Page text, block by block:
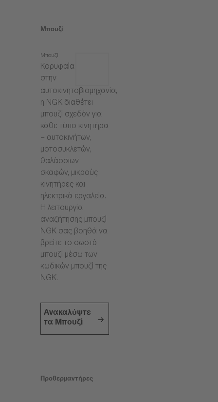
Μπουζί
Μπουζί
Κορυφαία
στην
αυτοκινητοβιομηχανία,
η NGK διαθέτει
μπουζί σχεδόν για
κάθε τύπο κινητήρα
– αυτοκινήτων,
μοτοσυκλετών,
θαλάσσιων
σκαφών, μικρούς
κινητήρες και
ηλεκτρικά εργαλεία.
Η λειτουργία
αναζήτησης μπουζί
NGK σας βοηθά να
βρείτε το σωστό
μπουζί μέσω των
κωδικών μπουζί της
NGK.
Ανακαλύψτε
τα Μπουζί
Προθερμαντήρες